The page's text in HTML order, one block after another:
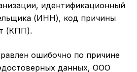
идентификационный
(ИНН), код причины
(КПП).
ошибочно по причине
данных, ООО